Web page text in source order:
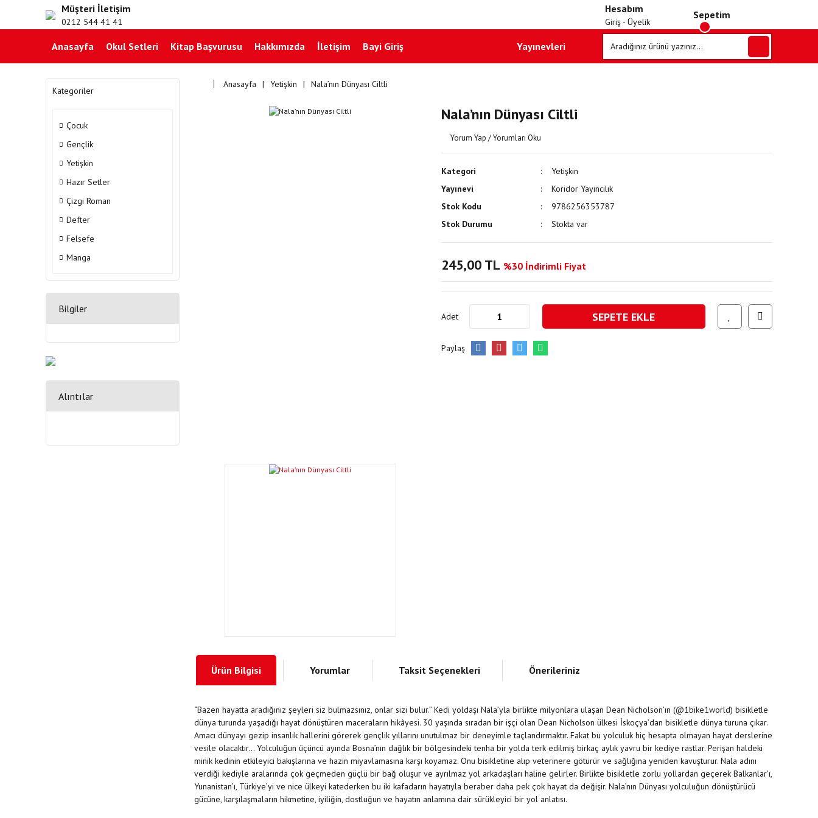
Müşteri İletişim
0212 544 41 41
Hesabım
Giriş - Üyelik
Sepetim
Anasayfa Okul Setleri Kitap Başvurusu Hakkımızda İletişim Bayi Giriş Yayınevleri
Kategoriler
Çocuk
Gençlik
Yetişkin
Hazır Setler
Çizgi Roman
Defter
Felsefe
Manga
Bilgiler
Alıntılar
Anasayfa Yetişkin Nala’nın Dünyası Ciltli
Nala’nın Dünyası Ciltli
Yorum Yap / Yorumları Oku
Kategori
Yetişkin
Yayınevi
Koridor Yayıncılık
Stok Kodu
9786256353787
Stok Durumu
Stokta var
245,00 TL %30 İndirimli Fiyat
Adet SEPETE EKLE
Paylaş
Ürün Bilgisi Yorumlar Taksit Seçenekleri Önerileriniz
“Bazen hayatta aradığınız şeyleri siz bulmazsınız, onlar sizi bulur.” Kedi yoldaşı Nala’yla birlikte milyonlara ulaşan Dean Nicholson’ın (@1bike1world) bisikletle
dünya turunda yaşadığı hayat dönüştüren maceraların hikâyesi. 30 yaşında sıradan bir işçi olan Dean Nicholson ülkesi İskoçya’dan bisikletle dünya turuna çıkar.
Amacı dünyayı gezip insanlık hallerini görerek gençlik yıllarını unutulmaz bir deneyimle taçlandırmaktır. Fakat bu yolculuk hiç hesapta olmayan hayat derslerine
vesile olacaktır... Yolculuğun üçüncü ayında Bosna’nın dağlık bir bölgesindeki tenha bir yolda terk edilmiş birkaç aylık yavru bir kediye rastlar. Perişan haldeki
minik kedinin etkileyici bakışlarına ve hazin miyavlamasına karşı koyamaz. Onu bisikletine alıp veterinere götürür ve sağlığına yeniden kavuşturur. Nala adını
verdiği kediyle aralarında çok geçmeden güçlü bir bağ oluşur ve ayrılmaz yol arkadaşları haline gelirler. Birlikte bisikletle zorlu yollardan geçerek Balkanlar’ı,
Yunanistan’ı, Türkiye’yi ve nice ülkeyi katederken bu iki kafadarın hayatıyla beraber daha pek çok hayat da değişir. Nala’nın Dünyası yolculuğun dönüştürücü
gücüne, karşılaşmaların hikmetine, iyiliğin, dostluğun ve hayatın anlamına dair sürükleyici bir yol anlatısı.